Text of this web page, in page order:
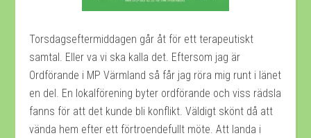
Torsdagseftermiddagen går åt för ett terapeutiskt
samtal. Eller va vi ska kalla det. Eftersom jag är
Ordförande i MP Värmland så får jag röra mig runt i länet
en del. En lokalförening byter ordförande och viss rädsla
fanns för att det kunde bli konflikt. Väldigt skönt då att
vända hem efter ett förtroendefullt möte. Att landa i